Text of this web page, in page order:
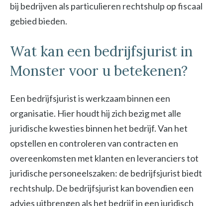
bij bedrijven als particulieren rechtshulp op fiscaal
gebied bieden.
Wat kan een bedrijfsjurist in
Monster voor u betekenen?
Een bedrijfsjurist is werkzaam binnen een
organisatie. Hier houdt hij zich bezig met alle
juridische kwesties binnen het bedrijf. Van het
opstellen en controleren van contracten en
overeenkomsten met klanten en leveranciers tot
juridische personeelszaken: de bedrijfsjurist biedt
rechtshulp. De bedrijfsjurist kan bovendien een
advies uitbrengen als het bedrijf in een juridisch